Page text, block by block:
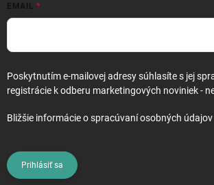
EMAIL
Poskytnutím e-mailovej adresy súhlasíte s jej
registrácie k odberu marketingových noviniek -
Bližšie informácie o spracúvaní osobných
Prihlásiť sa